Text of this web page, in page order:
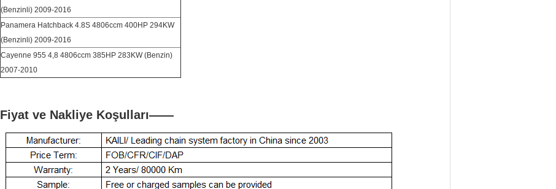
(Benzinli) 2009-2016
Panamera Hatchback 4.8S 4806ccm 400HP 294KW
(Benzinli) 2009-2016
Cayenne 955 4,8 4806ccm 385HP 283KW (Benzin)
2007-2010
Fiyat ve Nakliye Koşulları——